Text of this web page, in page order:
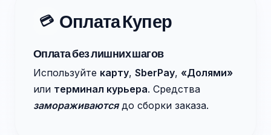
💳 Оплата Купер
Оплата без лишних шагов
Используйте карту, SberPay, «Долями»
или терминал курьера. Средства
замораживаютсядо сборки заказа.